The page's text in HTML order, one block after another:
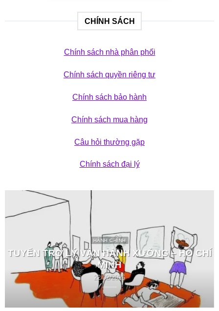
CHÍNH SÁCH
Chính sách nhà phân phối
Chính sách quyền riêng tư
Chính sách bảo hành
Chính sách mua hàng
Câu hỏi thường gặp
Chính sách đại lý
HÀNH CHÍNH
TUYỂN TRỢ LÝ VẬN HÀNH XƯỞNG – HỒ CHÍ
MINH
22/02/2026